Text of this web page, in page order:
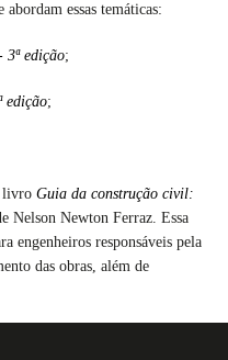
essas temáticas:
3ª edição;
edição;
livro Guia da construção civil:
Nelson Newton Ferraz. Essa
engenheiros responsáveis pela
das obras, além de